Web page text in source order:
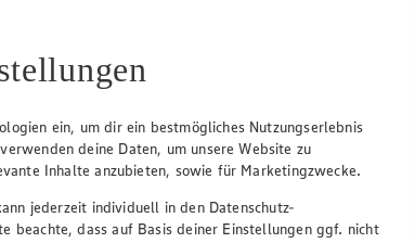
über Einstellung.
bei Einstellung Übernahme in die Personalakte.
ein, um dir ein bestmögliches Nutzungserlebnis
deine Daten, um unsere Website zu
Inhalte anzubieten, sowie für Marketingzwecke.
jederzeit individuell in den Datenschutz-
beachte, dass auf Basis deiner Einstellungen ggf. nicht